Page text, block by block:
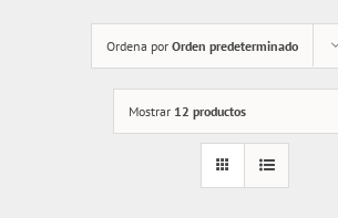
Ordena por Orden predeterminado
Mostrar 12 productos